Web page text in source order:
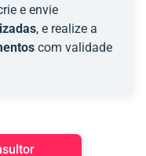
e envie
, e realize a
com validade